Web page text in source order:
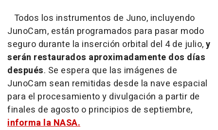
Todos los instrumentos de Juno, incluyendo
JunoCam, están programados para pasar modo
seguro durante la inserción orbital del 4 de julio,y
serán restaurados aproximadamente dos días
después. Se espera que las imágenes de
JunoCam sean remitidas desde la nave espacial
para el procesamiento y divulgación a partir de
finales de agosto o principios de septiembre,
informa la NASA.